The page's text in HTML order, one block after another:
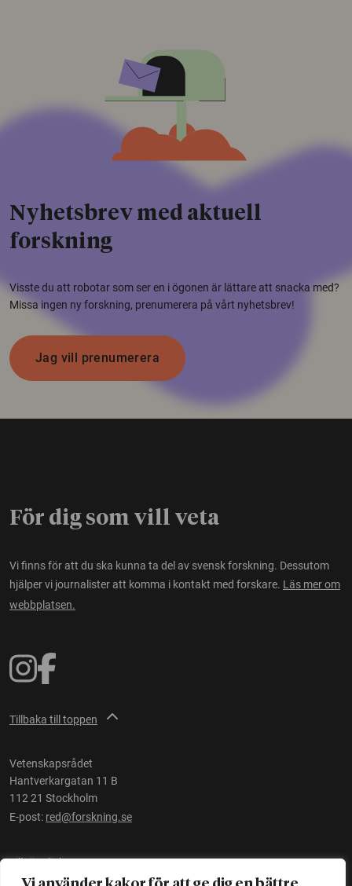
Nyhetsbrev med aktuell
forskning
Visste du att robotar som ser en i ögonen är lättare att snacka med?
Missa ingen ny forskning, prenumerera på vårt nyhetsbrev!
Jag vill prenumerera
För dig som vill veta
Vi finns för att du ska kunna ta del av svensk forskning. Dessutom
hjälper vi journalister att komma i kontakt med forskare. Läs mer om
webbplatsen.
Tillbaka till toppen
Vetenskapsrådet
Hantverkargatan 11 B
112 21 Stockholm
E-post: red@forskning.se
Tillgänglighet